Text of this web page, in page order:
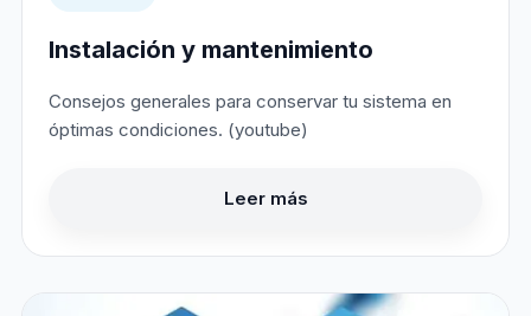
Instalación y mantenimiento
Consejos generales para conservar tu sistema en
óptimas condiciones. (youtube)
Leer más